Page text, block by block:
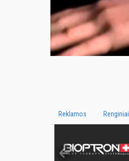
Reklamos Renginiai